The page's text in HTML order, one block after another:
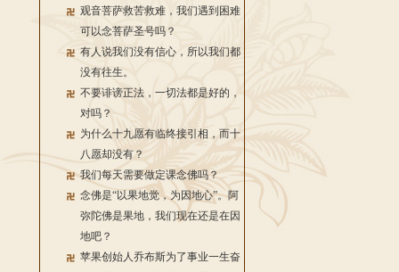
观音菩萨救苦救难，我们遇到困难
可以念菩萨圣号吗？
有人说我们没有信心，所以我们都
没有往生。
不要诽谤正法，一切法都是好的，
对吗？
为什么十九愿有临终接引相，而十
八愿却没有？
我们每天需要做定课念佛吗？
念佛是“以果地觉，为因地心”。阿
弥陀佛是果地，我们现在还是在因
地吧？
苹果创始人乔布斯为了事业一生奋